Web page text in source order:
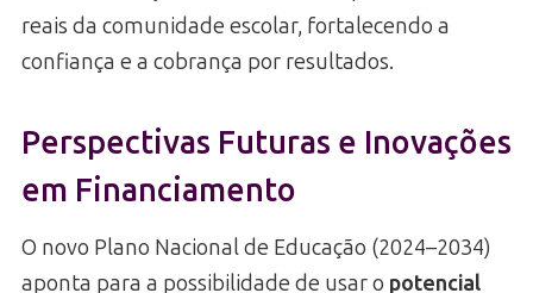
reais da comunidade escolar, fortalecendo a
confiança e a cobrança por resultados.
Perspectivas Futuras e Inovações
em Financiamento
O novo Plano Nacional de Educação (2024–2034)
aponta para a possibilidade de usar o potencial